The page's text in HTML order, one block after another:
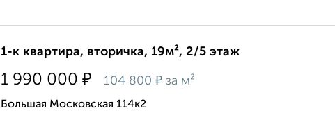
1-к квартира, вторичка, 19м², 2/5 этаж
1 990 000 ₽ 104 800 ₽ за м²
Большая Московская 114к2